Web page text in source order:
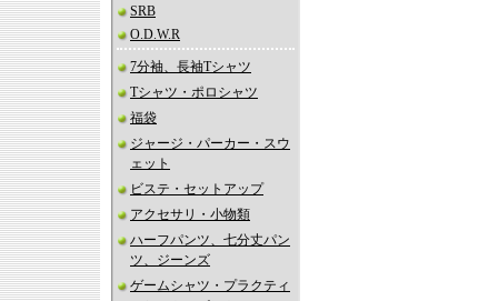
SRB
O.D.W.R
7分袖、長袖Tシャツ
Tシャツ・ポロシャツ
福袋
ジャージ・パーカー・スウ
ェット
ビステ・セットアップ
アクセサリ・小物類
ハーフパンツ、七分丈パン
ツ、ジーンズ
ゲームシャツ・プラクティ